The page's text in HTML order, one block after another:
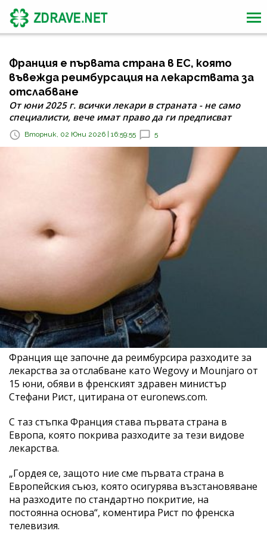
Франция е първата страна в ЕС, която
въвежда реимбурсация на лекарствата за
отслабване
От юни 2025 г. всички лекари в страната - не само
специалисти, вече имат право да ги предписват
Вторник, 02 Юни 2026 | 16:59:55 5
Франция ще започне да реимбурсира разходите за
лекарства за отслабване като Wegovy и Mounjaro от
15 юни, обяви в френският здравен министър
Стефани Рист, цитирана от euronews.com.
С таз стъпка Франция става първата страна в
Европа, която покрива разходите за тези видове
лекарства.
„Гордея се, защото ние сме първата страна в
Европейския съюз, която осигурява възстановяване
на разходите по стандартно покритие, на
постоянна основа“, коментира Рист по френска
телевизия.